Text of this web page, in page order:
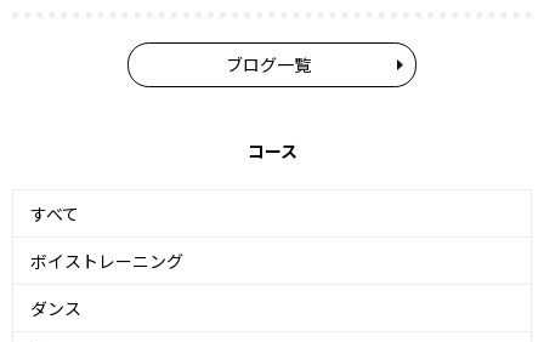
ブログ一覧
コース
すべて
ボイストレーニング
ダンス